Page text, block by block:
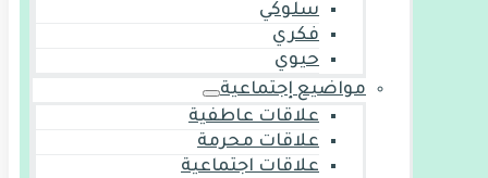
سلوكي
فكري
حيوي
مواضيع إجتماعية
علاقات عاطفية
علاقات محرمة
علاقات اجتماعية